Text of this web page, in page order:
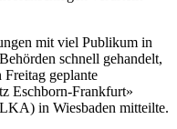
mit viel Publikum in
schnell gehandelt,
geplante
Eschborn-Frankfurt»
in Wiesbaden mitteilte.